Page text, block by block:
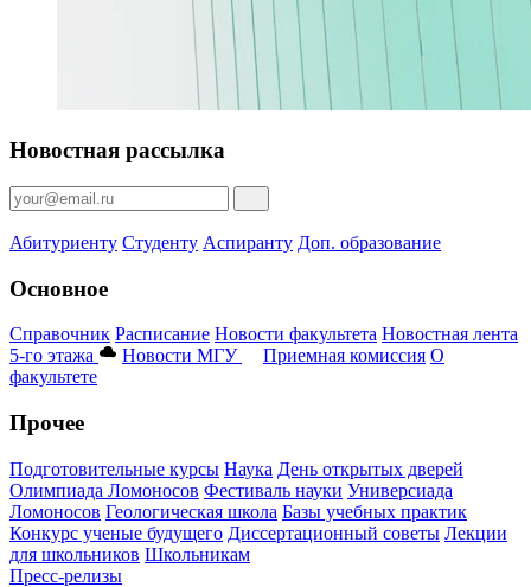
Новостная рассылка
Абитуриенту Студенту Аспиранту Доп. образование
Основное
Справочник Расписание Новости факультета Новостная лента
5-го этажа
Новости МГУ Приемная комиссия О
факультете
Прочее
Подготовительные курсы Наука День открытых дверей
Олимпиада Ломоносов Фестиваль науки Универсиада
Ломоносов Геологическая школа Базы учебных практик
Конкурс ученые будущего Диссертационный советы Лекции
для школьников Школьникам
Пресс-релизы